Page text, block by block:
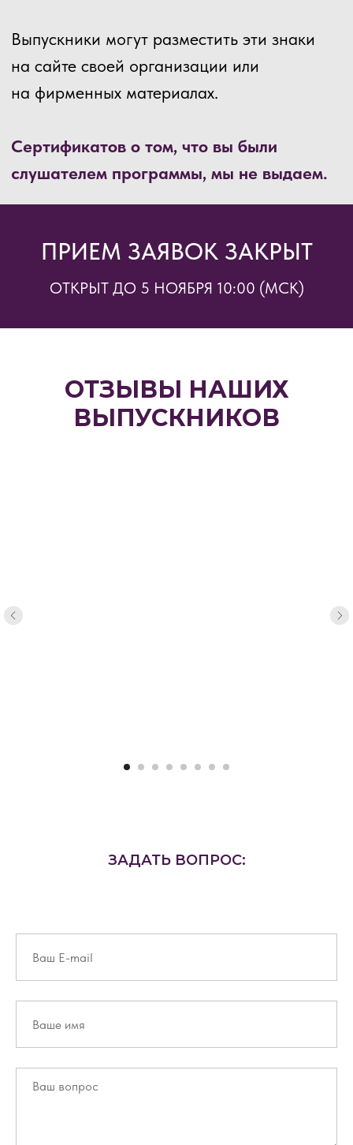
ПРИЕМ ЗАЯВОК ЗАКРЫТ
ОТКРЫТ ДО 5 НОЯБРЯ 10:00 (МСК)
ОТЗЫВЫ НАШИХ
ВЫПУСКНИКОВ
ЗАДАТЬ ВОПРОС: